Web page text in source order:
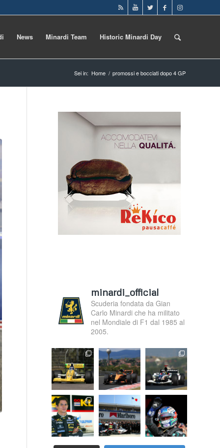
News Minardi Team Historic Minardi Day
Sei in: Home / promossi e bocciati dopo 4 GP
minardi_official
Scuderia fondata da Gian
Carlo Minardi che ha militato
nel Mondiale di F1 dal 1985 al
2005.